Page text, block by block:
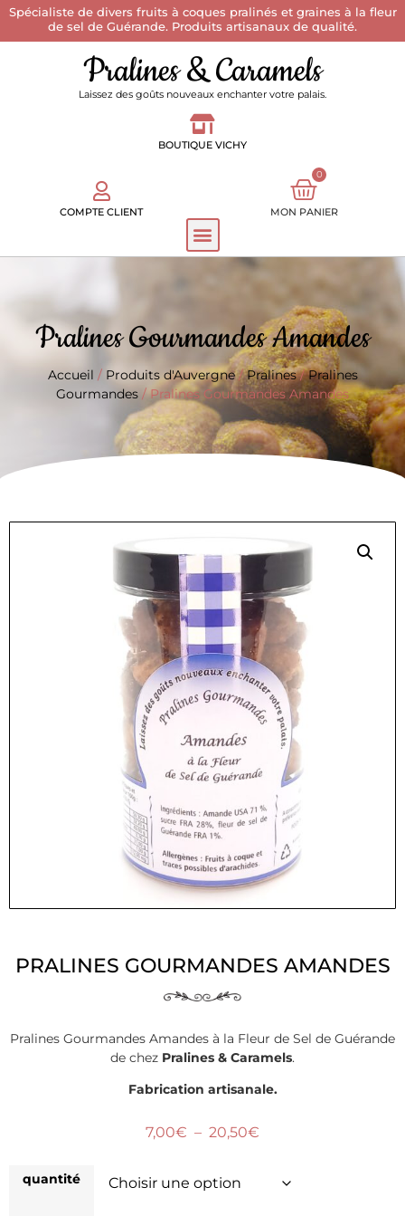
Spécialiste de divers fruits à coques pralinés et graines à la fleur
de sel de Guérande. Produits artisanaux de qualité.
Pralines & Caramels
Laissez des goûts nouveaux enchanter votre palais.
BOUTIQUE VICHY
COMPTE CLIENT
0
MON PANIER
Pralines Gourmandes Amandes
Accueil / Produits d'Auvergne/Pralines/Pralines
Gourmandes / Pralines Gourmandes Amandes
PRALINES GOURMANDES AMANDES
Pralines Gourmandes Amandes à la Fleur de Sel de Guérande
de chez Pralines & Caramels.
Fabrication artisanale.
7,00€ – 20,50€
quantité